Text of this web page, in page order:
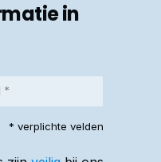
in
* verplichte velden